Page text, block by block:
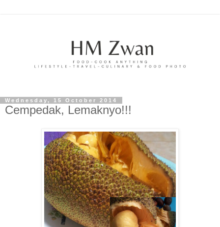
Wednesday, 15 October 2014
Cempedak, Lemaknyo!!!